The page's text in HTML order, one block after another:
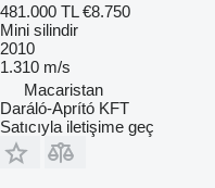
481.000 TL €8.750
Mini silindir
2010
1.310 m/s
Macaristan
Daráló-Aprító KFT
Satıcıyla iletişime geç